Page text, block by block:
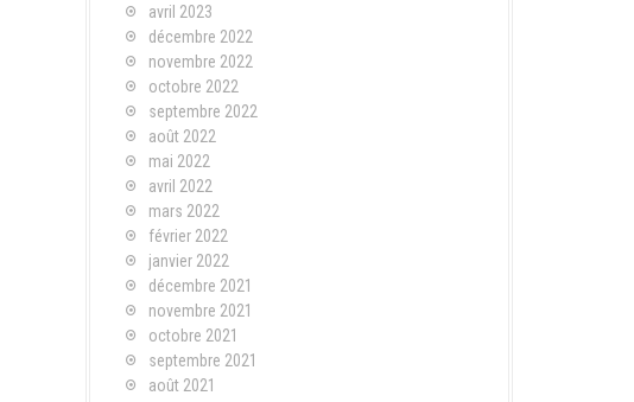
avril 2023
décembre 2022
novembre 2022
octobre 2022
septembre 2022
août 2022
mai 2022
avril 2022
mars 2022
février 2022
janvier 2022
décembre 2021
novembre 2021
octobre 2021
septembre 2021
août 2021